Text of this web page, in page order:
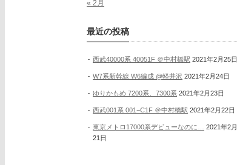
« 2月
最近の投稿
西武40000系 40051F ＠中村橋駅 2021年2月25日
W7系新幹線 W6編成 @軽井沢 2021年2月24日
ゆりかもめ 7200系、7300系 2021年2月23日
西武001系 001−C1F ＠中村橋駅 2021年2月22日
東京メトロ17000系デビューなのに…
2021年2月
21日